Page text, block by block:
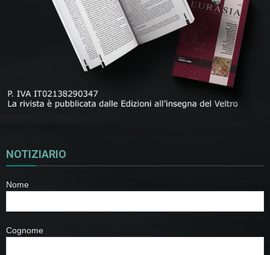
NOTIZIARIO
Nome
Cognome